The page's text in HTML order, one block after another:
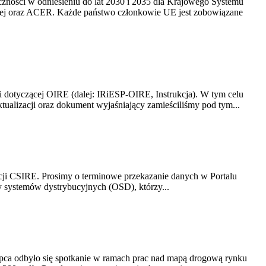
oraz ACER. Każde państwo członkowie UE jest zobowiązane
OIRE (dalej: IRiESP-OIRE, Instrukcja). W tym celu
oraz dokument wyjaśniający zamieściliśmy pod tym...
CSIRE. Prosimy o terminowe przekazanie danych w Portalu
systemów dystrybucyjnych (OSD), którzy...
odbyło się spotkanie w ramach prac nad mapą drogową rynku